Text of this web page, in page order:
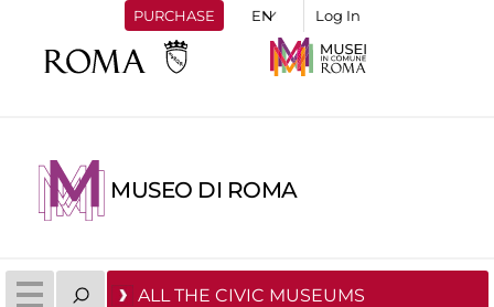
PURCHASE Log In
MUSEO DI ROMA
ALL THE CIVIC MUSEUMS